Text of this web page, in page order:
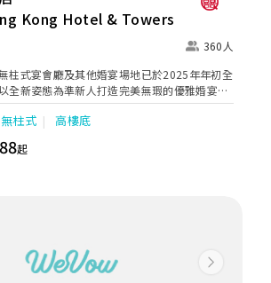
Kong Hotel & Towers
360人
柱式宴會廳及其他婚宴場地已於2025年年初全
全新姿態為準新人打造完美無瑕的優雅婚宴。
柱式宴會廳以淺灰色、大地色及古銅色為主
形Swarovski LED水晶吊燈，氣派不凡；宴會
備如內置LED 幕牆、液晶投影機和屏幕，是優
地；而小巧雅致的唐廳、採自然光的宋廳及明
更設婚宴禮賓司，專門於大日子當日緊隨準新
的繁瑣細節，確保婚宴節奏順利流暢。
無柱式 高樓底
起
Next